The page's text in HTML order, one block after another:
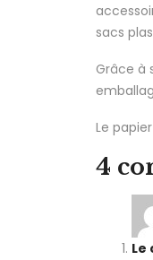
sacs
Grâce à
Le
4
Le